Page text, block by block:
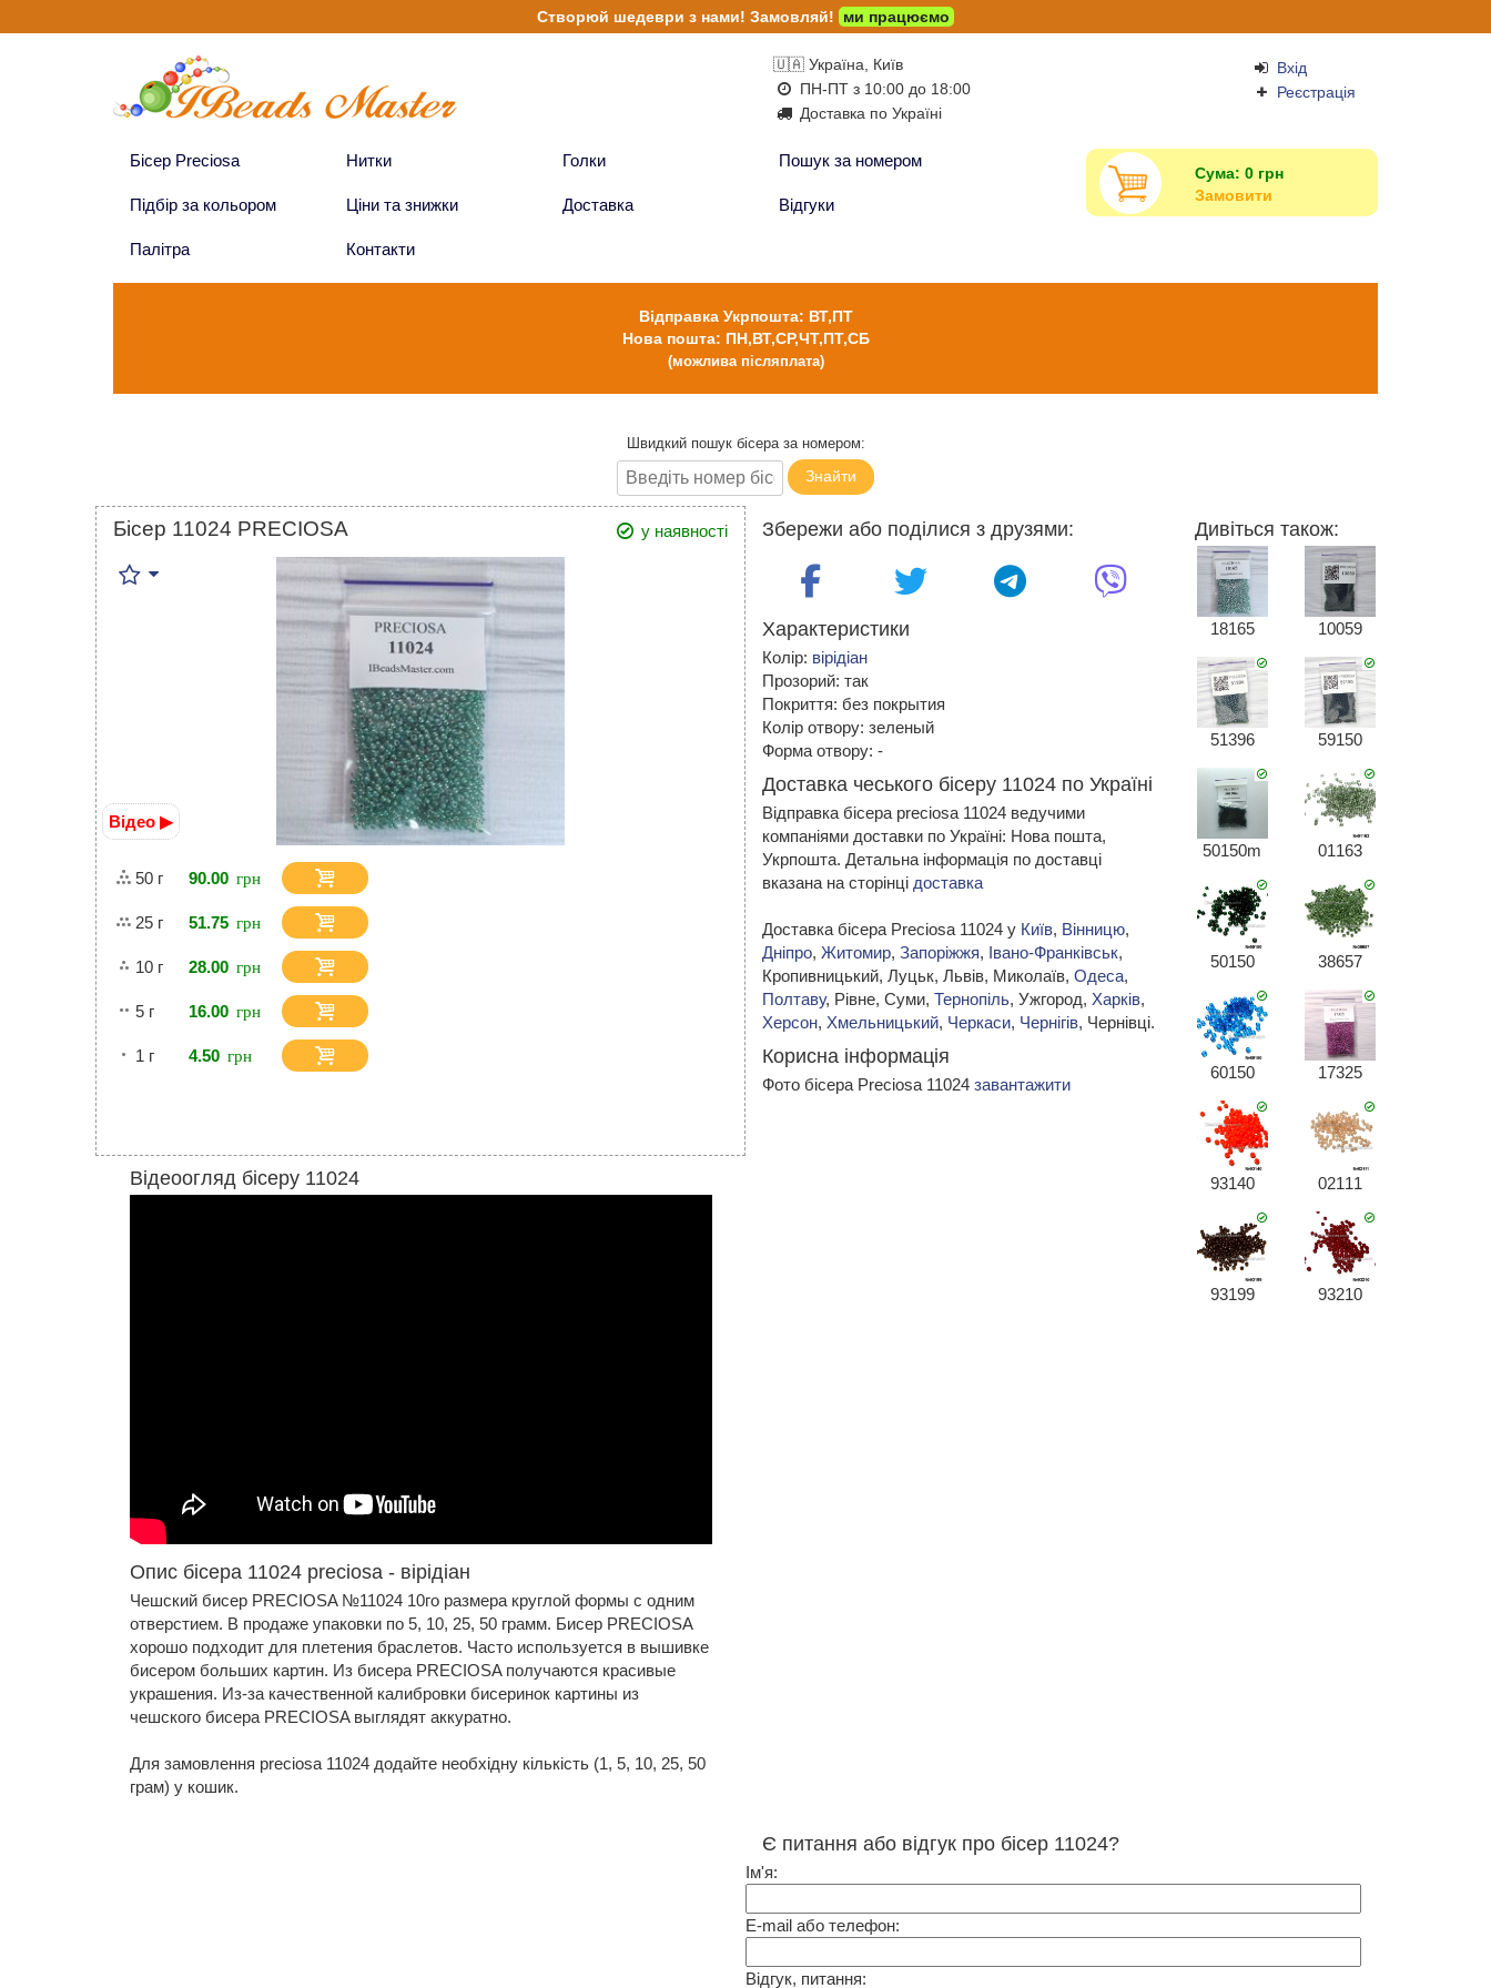
🇺🇦 Україна, Київ
ПН-ПТ з 10:00 до 18:00
Доставка по Україні
Вхід
Реєстрація
Бісер Preciosa Нитки Голки Пошук за номером
Підбір за кольором Ціни та знижки Доставка Відгуки
Палітра Контакти
Сума: 0 грн
Замовити
Відправка Укрпошта: ВТ,ПТ
Нова пошта: ПН,ВТ,СР,ЧТ,ПТ,СБ
(можлива післяплата)
Швидкий пошук бісера за номером:
Знайти
Бісер 11024 PRECIOSA у наявності
Відео ▶
50 г 90.00
25 г 51.75
10 г 28.00
5 г 16.00
1 г 4.50
Відеоогляд бісеру 11024
Опис бісера 11024 preciosa - вірідіан
Чешский бисер PRECIOSA №11024 10го размера круглой формы с одним
отверстием. В продаже упаковки по 5, 10, 25, 50 грамм. Бисер PRECIOSA
хорошо подходит для плетения браслетов. Часто используется в вышивке
бисером больших картин. Из бисера PRECIOSA получаются красивые
украшения. Из-за качественной калибровки бисеринок картины из
чешского бисера PRECIOSA выглядят аккуратно.
Для замовлення preciosa 11024 додайте необхідну кількість (1, 5, 10, 25, 50
грам) у кошик.
Збережи або поділися з друзями:
Характеристики
Колір: вірідіан
Прозорий: так
Покриття: без покрытия
Колір отвору: зеленый
Форма отвору: -
Доставка чеського бісеру 11024 по Україні
Відправка бісера preciosa 11024 ведучими
компаніями доставки по Україні: Нова пошта,
Укрпошта. Детальна інформація по доставці
вказана на сторінці доставка
Доставка бісера Preciosa 11024 у Київ, Вінницю,
Дніпро, Житомир, Запоріжжя, Івано-Франківськ,
Кропивницький, Луцьк, Львів, Миколаїв, Одеса,
Полтаву, Рівне, Суми, Тернопіль, Ужгород, Харків,
Херсон, Хмельницький, Черкаси, Чернігів, Чернівці.
Корисна інформація
Фото бісера Preciosa 11024 завантажити
Дивіться також:
18165 10059
51396 59150
50150m 01163
50150 38657
60150 17325
93140 02111
93199 93210
Є питання або відгук про бісер 11024?
Ім'я:
E-mail або телефон:
Відгук, питання:
Створюй шедеври з нами! Замовляй! ми працюємо